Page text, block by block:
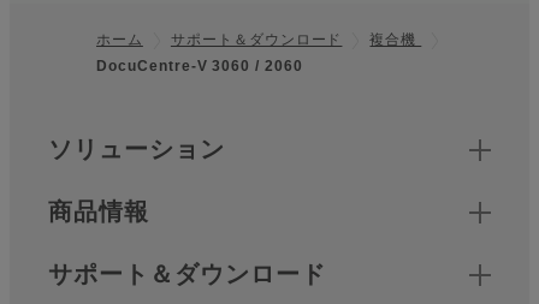
フッター
ホーム サポート＆ダウンロード
複合機
DocuCentre-V 3060 / 2060
クイックリンク
ソリューション
商品情報
サポート＆ダウンロード